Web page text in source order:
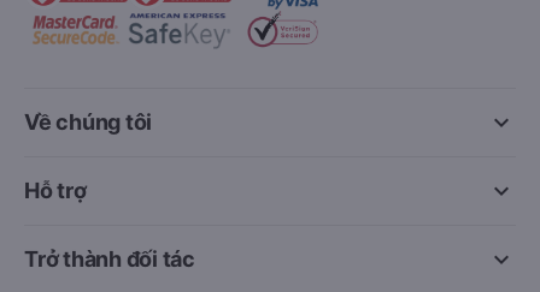
keyboard_arrow_down
Về chúng tôi
keyboard_arrow_down
Hỗ trợ
keyboard_arrow_down
Trở thành đối tác